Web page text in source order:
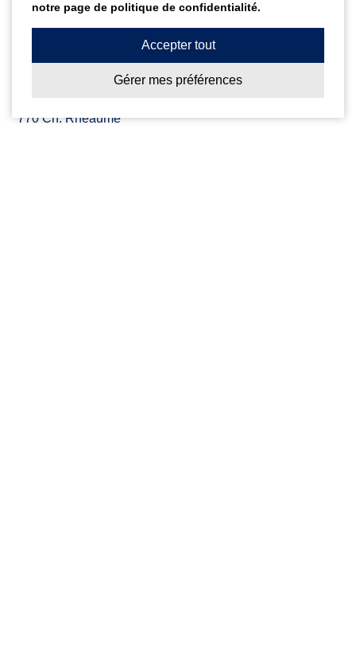
Coordonnées
Centre Dentaire Cailhier & Thibault
770 Ch. Rhéaume
notre page de politique de confidentialité.
Accepter tout
Gérer mes préférences